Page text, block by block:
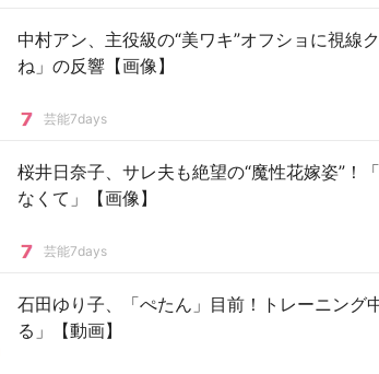
中村アン、主役級の“美ワキ”オフショに視線
ね」の反響【画像】
芸能7days
桜井日奈子、サレ夫も絶望の“魔性花嫁姿”！
なくて」【画像】
芸能7days
石田ゆり子、「ぺたん」目前！トレーニング
る」【動画】